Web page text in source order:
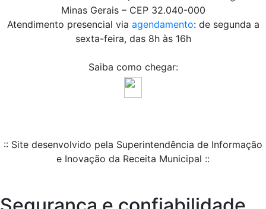
Minas Gerais – CEP 32.040-000
Atendimento presencial via agendamento: de segunda a
sexta-feira, das 8h às 16h
Saiba como chegar:
:: Site desenvolvido pela Superintendência de Informação
e Inovação da Receita Municipal ::